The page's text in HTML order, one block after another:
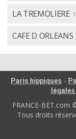
LA TREMOLIERE
CAFE D ORLEANS
Paris hippiques -
FRANCE-BET.com
Tous droits